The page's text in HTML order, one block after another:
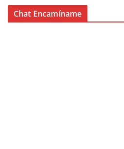
Chat Encamíname